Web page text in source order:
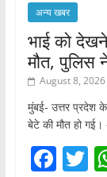
अन्य खबर
भाई को
मौत, पुलिस
August 8, 2026
मुंबई- उत्तर प्रदेश
बेटे की मौत हो गई।
F T